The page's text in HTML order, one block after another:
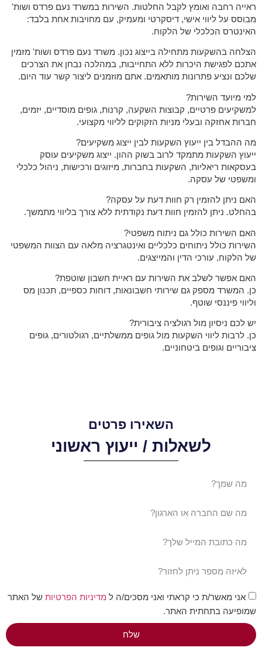
ראייה רחבה ואומץ לקבל החלטות. השירות במשרד נעם פרדס ושות'
מבוסס על ליווי אישי, דיסקרטי ומעמיק, עם מחויבות אחת בלבד:
האינטרס הכלכלי של הלקוח.
הצלחה בהשקעות מתחילה בייצוג נכון. משרד נעם פרדס ושות' מזמין
אתכם לפגישת היכרות ללא התחייבות, במהלכה נבחן את הצרכים
שלכם ונציע פתרונות מותאמים. אתם מוזמנים ליצור קשר עוד היום.
למי מיועד השירות?
למשקיעים פרטיים, קבוצות השקעה, קרנות, גופים מוסדיים, יזמים,
חברות אחזקה ובעלי מניות הזקוקים לליווי מקצועי.
מה ההבדל בין ייעוץ השקעות לבין ייצוג משקיעים?
ייעוץ השקעות מתמקד לרוב בשוק ההון. ייצוג משקיעים עוסק
בעסקאות ריאליות, השקעות בחברות, מיזוגים ורכישות, ניהול כלכלי
ומשפטי של עסקה.
האם ניתן להזמין רק חוות דעת על עסקה?
בהחלט. ניתן להזמין חוות דעת נקודתית ללא צורך בליווי מתמשך.
האם השירות כולל גם ניתוח משפטי?
השירות כולל ניתוחים כלכליים ואינטגרציה מלאה עם הצוות המשפטי
של הלקוח, עורכי הדין והמייצגים.
האם אפשר לשלב את השירות עם ראיית חשבון שוטפת?
כן. המשרד מספק גם שירותי חשבונאות, דוחות כספיים, תכנון מס
וליווי פיננסי שוטף.
יש לכם ניסיון מול רגולציה ציבורית?
כן. לרבות ליווי השקעות מול גופים ממשלתיים, רגולטורים, גופים
ציבוריים וגופים ביטחוניים.
השאירו פרטים
לשאלות / ייעוץ ראשוני
אני מאשר/ת כי קראתי ואני מסכים/ה ל מדיניות הפרטיות של האתר
שמופיעה בתחתית האתר.
שלח